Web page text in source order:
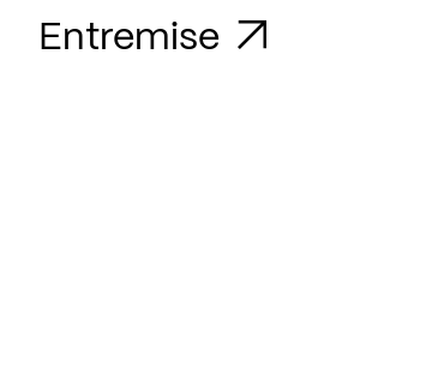
Entremise